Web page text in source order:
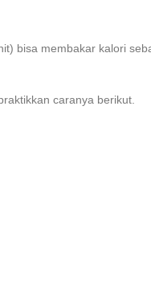
bisa membakar kalori
caranya berikut.